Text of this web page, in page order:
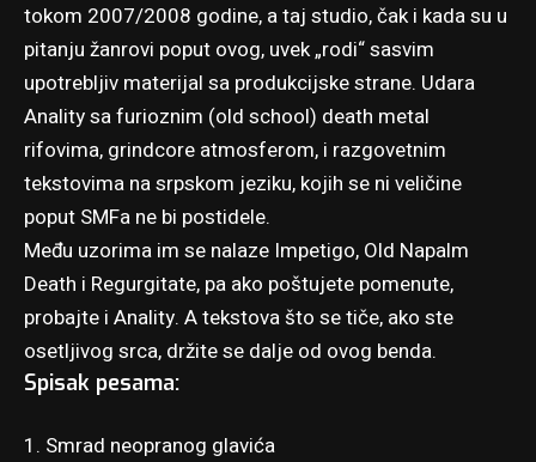
tokom 2007/2008 godine, a taj studio, čak i kada su u
pitanju žanrovi poput ovog, uvek „rodi“ sasvim
upotrebljiv materijal sa produkcijske strane. Udara
Anality sa furioznim (old school) death metal
rifovima, grindcore atmosferom, i razgovetnim
tekstovima na srpskom jeziku, kojih se ni veličine
poput SMFa ne bi postidele.
Među uzorima im se nalaze Impetigo, Old Napalm
Death i Regurgitate, pa ako poštujete pomenute,
probajte i Anality. A tekstova što se tiče, ako ste
osetljivog srca, držite se dalje od ovog benda.
Spisak pesama:
1. Smrad neopranog glavića